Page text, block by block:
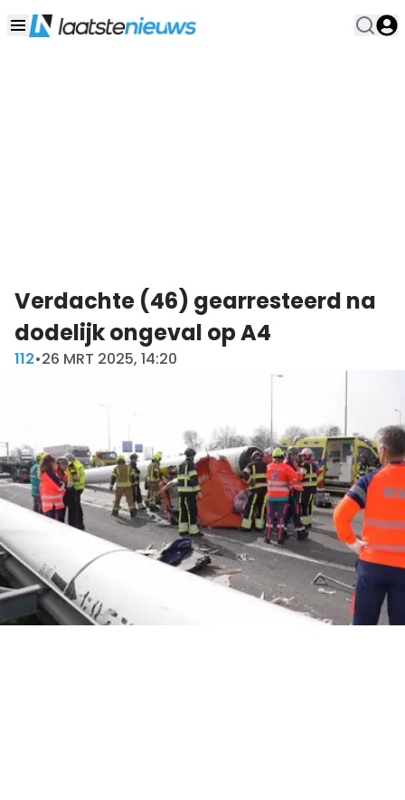
Verdachte (46) gearresteerd na
dodelijk ongeval op A4
112•26 MRT 2025, 14:20